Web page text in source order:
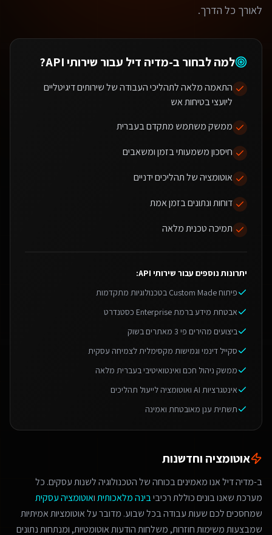
לאורך כל הדרך.
למה לבחור ב-מדיה דיל עבור שירותי API ?
התאמה מלאה לתהליכי העבודה של שירותים דיגיטליים
ליועצי בטיחות אש
ממשק משתמש מתקדם בעברית
חיסכון משמעותי בזמן ומשאבים
אוטומציה של תהליכים ידניים
דוחות ונתונים בזמן אמת
תמיכה טכנית מלאה
יתרונות נוספים עבור שירותי API
:
פיתוח Custom Made בטכנולוגיות מתקדמות
אבטחת מידע ברמת Enterprise כסטנדרט
ביצועים מהירים פי 3 מאתרים בשוק
סקייל דינמי וגמישות מקסימלית לצמיחה עסקית
ממשק ניהול חכם ואינטואיטיבי בעברית מלאה
אינטגרציות AI ואוטומציה לייעול תהליכים
תשתית ענן מאובטחת ואמינה
אוטומציה וחדשנות
ב-מדיה דיל אנו מאמינים בכוחה של הטכנולוגיה לשנות עסקים. כל
מערכת שאנו בונים כוללת רכיביבינה מלאכותיתואוטומציה עסקית
שמחסכים לכם שעות עבודה בכל שבוע. מדובר על אוטומציות אמיתיות
שמבצעות משימות חוזרות, משלחות הודעות אוטומטיות, ומנתחות נתונים